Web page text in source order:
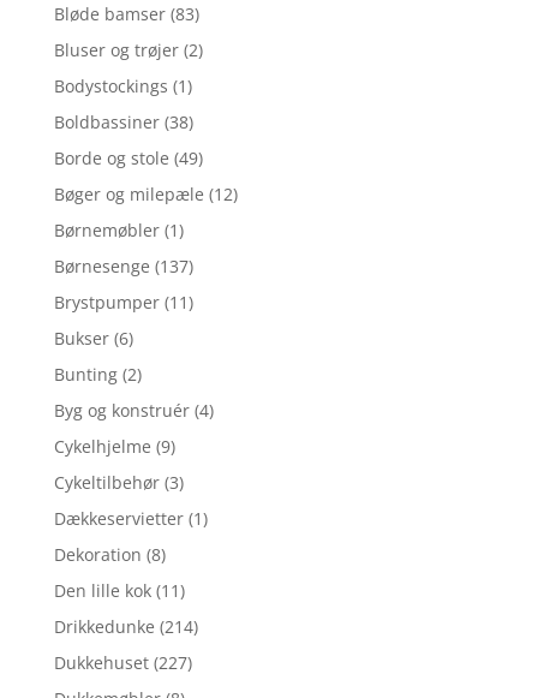
Bløde bamser (83)
Bluser og trøjer (2)
Bodystockings (1)
Boldbassiner (38)
Borde og stole (49)
Bøger og milepæle (12)
Børnemøbler (1)
Børnesenge (137)
Brystpumper (11)
Bukser (6)
Bunting (2)
Byg og konstruér (4)
Cykelhjelme (9)
Cykeltilbehør (3)
Dækkeservietter (1)
Dekoration (8)
Den lille kok (11)
Drikkedunke (214)
Dukkehuset (227)